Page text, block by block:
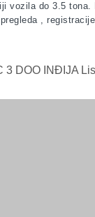
vozila do 3.5
,
3 DOO INĐIJA